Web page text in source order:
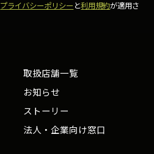
プライバシーポリシー と利用規約が適用さ
取扱店舗一覧
お知らせ
ストーリー
法人・企業向け窓口